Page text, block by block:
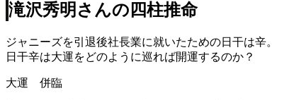
滝沢秀明さんの四柱推命
ジャニーズを引退後社長業に就いたための日干は辛。
日干辛は大運をどのように巡れば開運するのか？
大運 併臨